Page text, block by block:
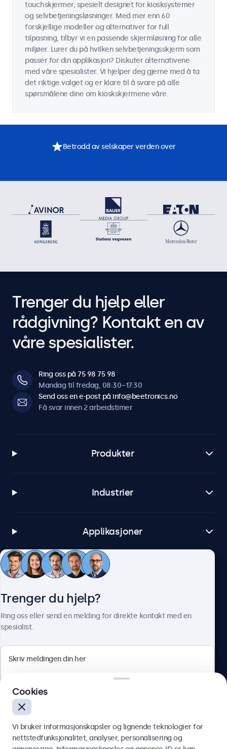
touchskjermer, spesielt designet for kiosksystemer
og selvbetjeningsløsninger. Med mer enn 60
forskjellige modeller og alternativer for full
tilpasning, tilbyr vi en passende skjermløsning for alle
miljøer. Lurer du på hvilken selvbetjeningsskjerm som
passer for din applikasjon? Diskuter alternativene
med våre spesialister. Vi hjelper deg gjerne med å ta
det riktige valget og er klare til å svare på alle
spørsmålene dine om kioskskjermene våre.
Betrodd av selskaper verden over
Trenger du hjelp eller
rådgivning? Kontakt en av
våre spesialister.
Ring oss på 75 98 75 98
Mandag til fredag, 08:30–17:30
Send oss en e-post på info@beetronics.no
Få svar innen 2 arbeidstimer
Produkter
Industrier
Applikasjoner
Kundeservice
Norsk
Trenger du hjelp?
Ring oss eller send en melding for direkte kontakt med en
spesialist.
Cookies
Vi bruker informasjonskapsler og lignende teknologier for
nettstedfunksjonalitet, analyser, personalisering og